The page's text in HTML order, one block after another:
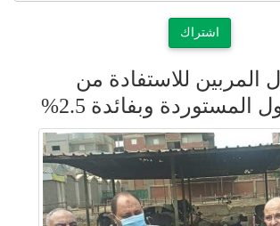
اشتراك
المربين للاستفادة من
وبفائدة 2.5%